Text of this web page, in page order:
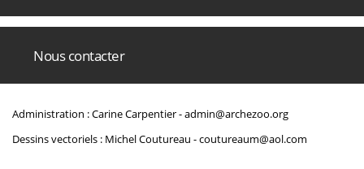
Nous contacter
Administration : Carine Carpentier -admin@archezoo.org
Dessins vectoriels : Michel Coutureau -coutureaum@aol.com